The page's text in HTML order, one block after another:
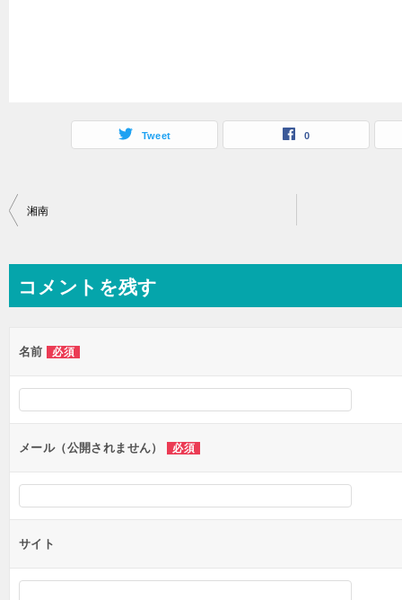
Tweet 0
投
ナ
ビ
ー
ョ
ン
湘南
コメントを残す
名前 必須
メール（公開されません） 必須
サイト